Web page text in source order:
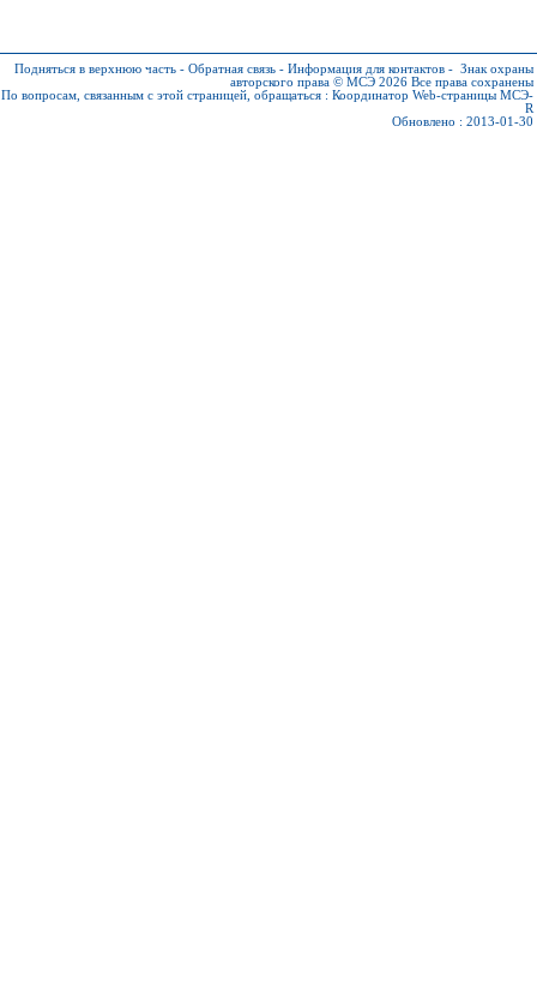
Подняться в верхнюю часть - Обратная связь - Информация для контактов - Знак охраны
авторского права © МСЭ 2026 Все права сохранены
По вопросам, связанным с этой страницей, обращаться : Координатор Web-страницы МСЭ-
R
Обновлено : 2013-01-30